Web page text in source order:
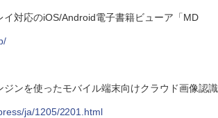
イ対応のiOS/Android電子書籍ビューア「MD
ジンを使ったモバイル端末向けクラウド画像認識
ja/1205/2201.html